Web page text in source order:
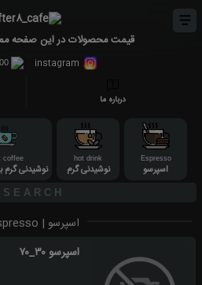
قیمت محصولات در این صفحه
021-00000000
درباره ما
Espresso
اسپرسو
hot drink
نوشیدنی گرم
coffee
نوشیدنی گرم
اسپرسو | Espresso
اسپرسو ۳۰_۷۰